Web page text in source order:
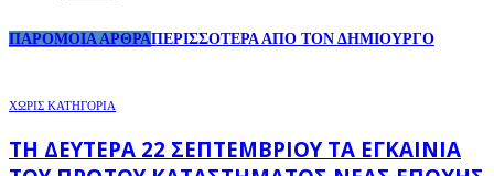
ΠΑΡΟΜΟΙΑ ΑΡΘΡΑΠΕΡΙΣΣΟΤΕΡΑ ΑΠΟ ΤΟΝ ΔΗΜΙΟΥΡΓΟ
ΧΩΡΊΣ ΚΑΤΗΓΟΡΊΑ
ΤΗ ΔΕΥΤΈΡΑ 22 ΣΕΠΤΕΜΒΡΊΟΥ ΤΑ ΕΓΚΑΊΝΙΑ